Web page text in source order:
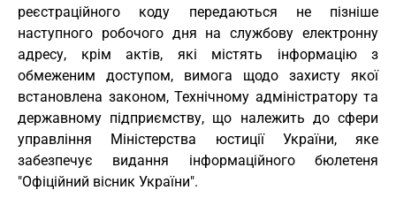
реєстраційного коду передаються не пізніше
наступного робочого дня на службову електронну
адресу, крім актів, які містять інформацію з
обмеженим доступом, вимога щодо захисту якої
встановлена законом, Технічному адміністратору та
державному підприємству, що належить до сфери
управління Міністерства юстиції України, яке
забезпечує видання інформаційного бюлетеня
"Офіційний вісник України".